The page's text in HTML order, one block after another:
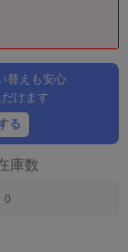
替えも安心
けます
る
庫数
0